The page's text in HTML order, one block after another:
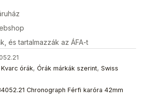
és tartalmazzák az ÁFA-t
Kvarc órák, Órák márkák szerint, Swiss
Chronograph Férfi karóra 42mm